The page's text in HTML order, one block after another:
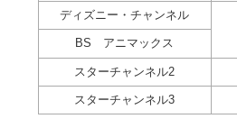
ディズニー・チャンネル
BS アニマックス
スターチャンネル2
スターチャンネル3